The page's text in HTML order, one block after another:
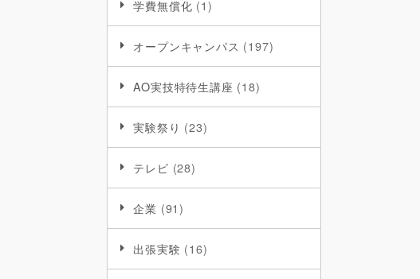
学費無償化 (1)
オープンキャンパス (197)
AO実技特待生講座 (18)
実験祭り (23)
テレビ (28)
企業 (91)
出張実験 (16)